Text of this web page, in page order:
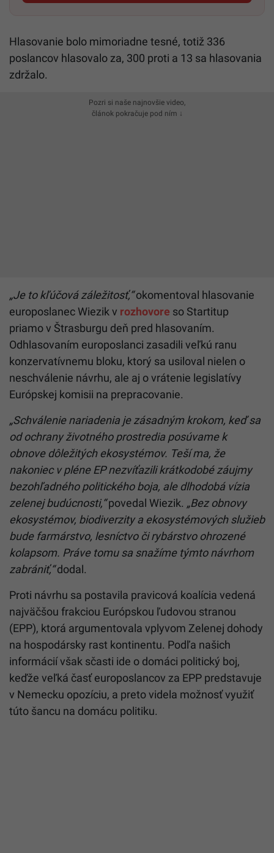
Hlasovanie bolo mimoriadne tesné, totiž 336
poslancov hlasovalo za, 300 proti a 13 sa hlasovania
zdržalo.
Pozri si naše najnovšie video,
článok pokračuje pod ním ↓
„Je to kľúčová záležitosť,“okomentoval hlasovanie
europoslanec Wiezik v rozhovore so Startitup
priamo v Štrasburgu deň pred hlasovaním.
Odhlasovaním europoslanci zasadili veľkú ranu
konzervatívnemu bloku, ktorý sa usiloval nielen o
neschválenie návrhu, ale aj o vrátenie legislatívy
Európskej komisii na prepracovanie.
„Schválenie nariadenia je zásadným krokom, keď sa
od ochrany životného prostredia posúvame k
obnove dôležitých ekosystémov. Teší ma, že
nakoniec v pléne EP nezvíťazili krátkodobé záujmy
bezohľadného politického boja, ale dlhodobá vízia
zelenej budúcnosti,“povedal Wiezik. „Bez obnovy
ekosystémov, biodiverzity a ekosystémových služieb
bude farmárstvo, lesníctvo či rybárstvo ohrozené
kolapsom. Práve tomu sa snažíme týmto návrhom
zabrániť,“dodal.
Proti návrhu sa postavila pravicová koalícia vedená
najväčšou frakciou Európskou ľudovou stranou
(EPP), ktorá argumentovala vplyvom Zelenej dohody
na hospodársky rast kontinentu. Podľa našich
informácií však sčasti ide o domáci politický boj,
keďže veľká časť europoslancov za EPP predstavuje
v Nemecku opozíciu, a preto videla možnosť využiť
túto šancu na domácu politiku.